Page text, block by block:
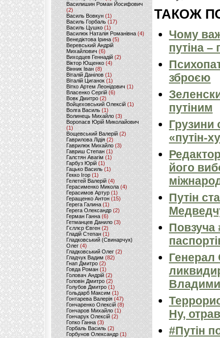
Василишин Роман Йосифович
(2)
Василь Вовкун (1)
Василь Горбаль (17)
Василь Цушко (1)
Василюк Наталія Романівна (4)
Венедіктова Ірина(5)
Веревський Андрій
Михайлович (6)
Виходцев Геннадій (2)
Віктор Ющенко (4)
Вінник Іван (8)
Віталій Данілов (1)
Віталій Циганок (1)
Вітко Артем Леонідович(1)
Власенко Сергій (6)
Вовк Дмитро(2)
Войцеховський Олексій(1)
Волга Василь (1)
Волинець Михайло (3)
Воропаєв Юрій Миколайович
(1)
Вощевський Валерій(2)
Гаврилова Лідія (2)
Гаврилюк Михайло (3)
Гавриш Степан (1)
Галстян Авагім (1)
Гарбуз Юрій (1)
Гацько Василь (1)
Гекко Ігор(1)
Гелетей Валерій (4)
Герасименко Микола (4)
Герасимов Артур (1)
Геращенко Антон(15)
Герега Галина (1)
Герега Олександр (2)
Герман Ганна (6)
Гетманцев Данило (3)
Гєллєр Євген (2)
Гладій Степан(1)
Гладковський (Свинарчук)
Олег (4)
Гладковський Олег (2)
Гладчук Вадим (82)
Гнап Дмитро (2)
Говда Роман(1)
Головач Андрій (2)
Головін Дмитро (2)
Голубов Дмитро (1)
Гольдарб Максим(1)
Гонтарева Валерія (47)
Гончаренко Олексій(8)
Гончаров Михайло (1)
Гончарук Олексій (2)
Гопко Ганна (3)
Горбаль Василь (2)
Горбунов Олександр (1)
ТАКОЖ
Чому
путіна –
зброєю
путіним
Грузини
«путін-
його
Путін
Повзуча
Ну,
#Путін